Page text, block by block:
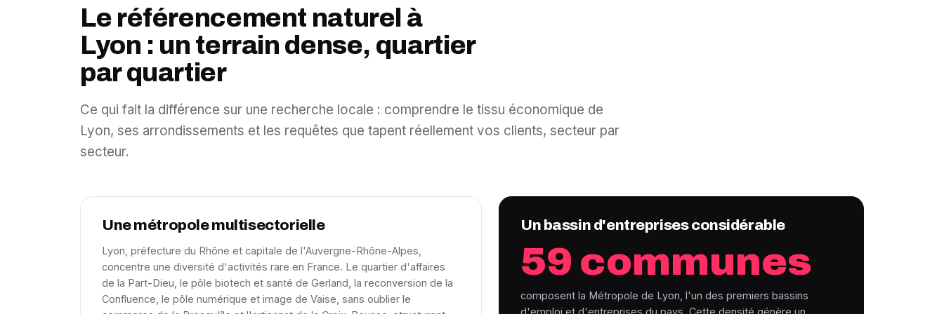
Le référencement naturel à
Lyon : un terrain dense, quartier
par quartier
Ce qui fait la différence sur une recherche locale : comprendre le tissu économique de
Lyon, ses arrondissements et les requêtes que tapent réellement vos clients, secteur par
secteur.
Une métropole multisectorielle
Lyon, préfecture du Rhône et capitale de l'Auvergne-Rhône-Alpes,
concentre une diversité d'activités rare en France. Le quartier d'affaires
de la Part-Dieu, le pôle biotech et santé de Gerland, la reconversion de la
Confluence, le pôle numérique et image de Vaise, sans oublier le
Un bassin d'entreprises considérable
59 communes
composent la Métropole de Lyon, l'un des premiers bassins
d'emploi et d'entreprises du pays. Cette densité génère un